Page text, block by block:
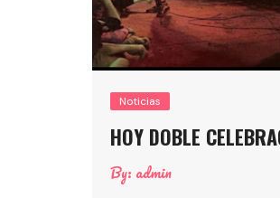
Noticias
HOY DOBLE
By: admin